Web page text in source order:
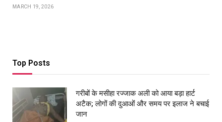
MARCH 19, 2026
Top Posts
गरीबों के मसीहा रज्‍जाक अली को आया बड़ा हार्ट
अटैक; लोगों की दुआओं और समय पर इलाज ने बचाई
जान